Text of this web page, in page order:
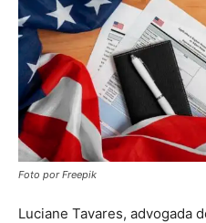
Foto por Freepik
Luciane Tavares, advogada